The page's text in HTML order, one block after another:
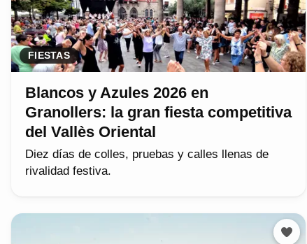
FIESTAS
Blancos y Azules 2026 en
Granollers: la gran fiesta competitiva
del Vallès Oriental
Diez días de colles, pruebas y calles llenas de
rivalidad festiva.